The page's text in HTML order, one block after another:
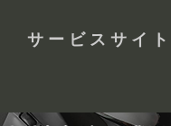
サービスサイト